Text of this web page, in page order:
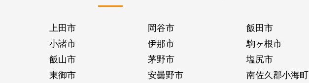
上田市 岡谷市
飯田市
小諸市
伊那市
駒ヶ根市
飯山市
茅野市
塩尻市
東御市
安曇野市
南佐久郡小海町